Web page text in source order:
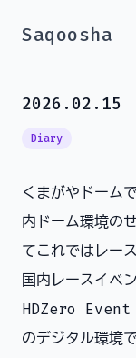
Saqoosha
2026.02.15
Diary
くまがやドーム
内ドーム環境の
てこれではレー
国内レースイベ
HDZero Event
のデジタル環境